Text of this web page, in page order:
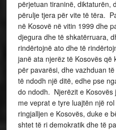
përjetuan tiraninë, diktaturën,
përulje tjera për vite të tëra.
në Kosovë në vitin 1999 dhe
djegura dhe të shkatërruara,
rindërtojnë ato dhe të
janë ata njerëz të Kosovës
për pavarësi, dhe vazhduan
të ndodh një ditë, edhe pse
do ndodh. Njerëzit e Kosovës
me veprat e tyre luajtën një
ringjalljen e Kosovës, duke e
shtet të ri demokratik dhe të